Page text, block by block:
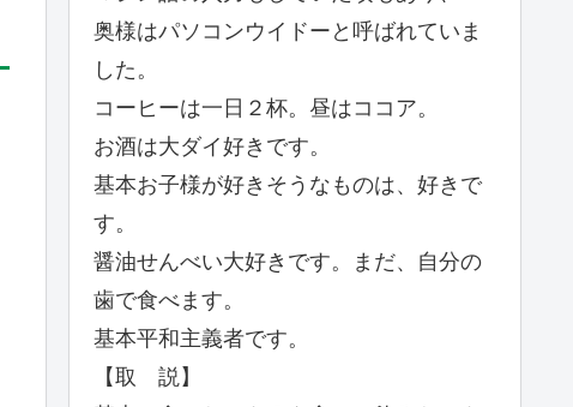
奥様はパソコンウイドーと呼ばれていま
した。
コーヒーは一日２杯。昼はココア。
お酒は大ダイ好きです。
基本お子様が好きそうなものは、好きで
す。
醤油せんべい大好きです。まだ、自分の
歯で食べます。
基本平和主義者です。
【取 説】